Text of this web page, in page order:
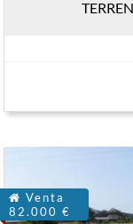
Venta
82.000 €